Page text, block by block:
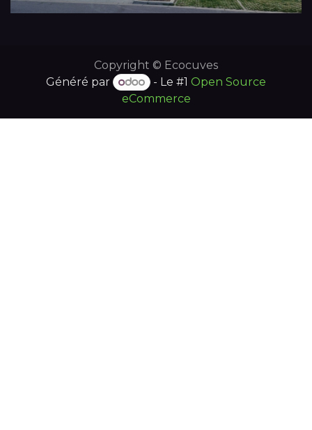
Copyright © Ecocuves
Généré par
- Le #1Open Source
eCommerce